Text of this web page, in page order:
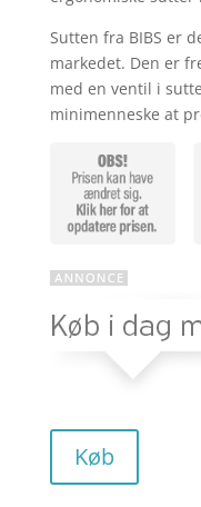
Sutten fra BIBS er
markedet. Den er
med en ventil i
minimenneske at
Køb